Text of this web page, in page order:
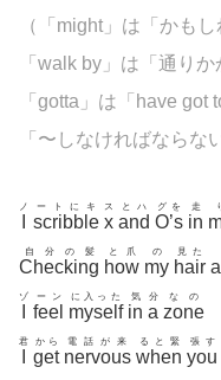
（「might」は「かも
「walk by」は「通り
「gotta」は「have got
「〜しなければならな
ノ
scribble
ートにキ
x
ス
and
とハ
O’s
グを
in
走
Checking
自分の髪
how
と爪
my
の
hair
見た
ゾ
feel
ーン
myself
に入った
in
気
a
分
zone
なの
君
get
から
nervous
電話が来
when
ると緊
you
張す